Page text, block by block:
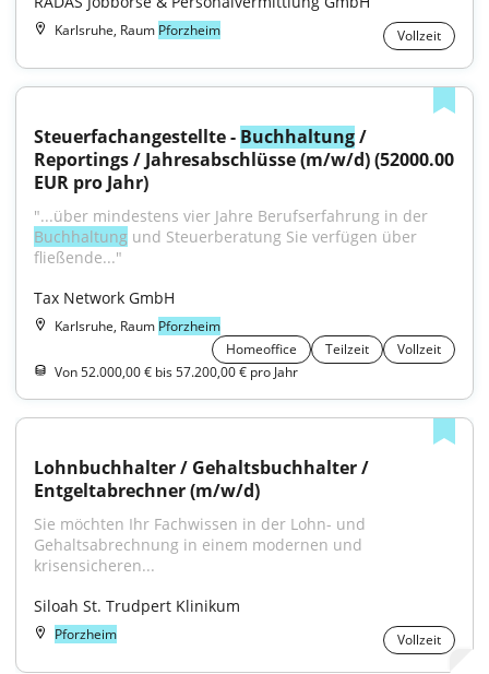
Karlsruhe, Raum Pforzheim Vollzeit
Steuerfachangestellte - Buchhaltung /
Reportings / Jahresabschlüsse (m/w/d) (52000.00
EUR pro Jahr)
Buchhaltung und Steuerberatung Sie verfügen über
fließende..."
Tax Network GmbH
Karlsruhe, Raum Pforzheim
Homeoffice
Teilzeit
Vollzeit
Von 52.000,00 € bis 57.200,00 € pro Jahr
Lohnbuchhalter / Gehaltsbuchhalter /
Entgeltabrechner (m/w/d)
Sie möchten Ihr Fachwissen in der Lohn- und
Gehaltsabrechnung in einem modernen und
krisensicheren...
Siloah St. Trudpert Klinikum
Pforzheim Vollzeit